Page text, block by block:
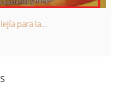
para la...